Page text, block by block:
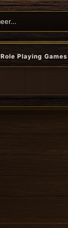
Role Playing Games